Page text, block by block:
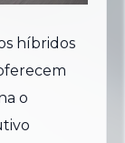
híbridos
o